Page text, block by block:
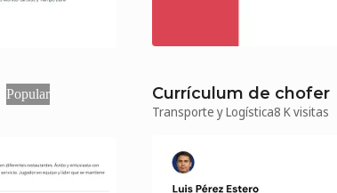
Popular Currículum de chofer
Transporte y Logística8 K visitas